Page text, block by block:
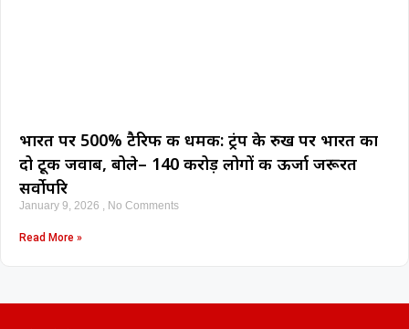
भारत पर 500% टैरिफ की धमकी: ट्रंप के रुख पर भारत का
दो टूक जवाब, बोले– 140 करोड़ लोगों की ऊर्जा जरूरत
सर्वोपरि
January 9, 2026 No Comments
Read More »